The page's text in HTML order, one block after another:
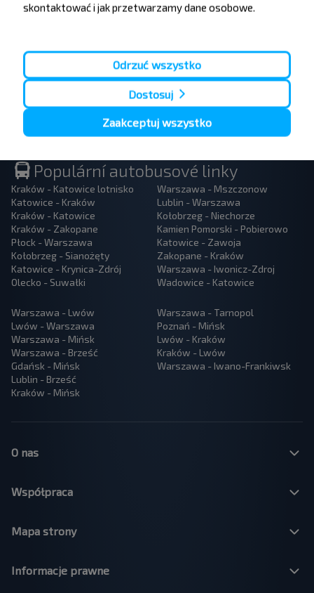
Zapisz się
Populární autobusové linky
Kraków - Katowice lotnisko
Katowice - Kraków
Kraków - Katowice
Kraków - Zakopane
Płock - Warszawa
Kołobrzeg - Sianożęty
Katowice - Krynica-Zdrój
Olecko - Suwałki
Warszawa - Mszczonow
Lublin - Warszawa
Kołobrzeg - Niechorze
Kamien Pomorski - Pobierowo
Katowice - Zawoja
Zakopane - Kraków
Warszawa - Iwonicz-Zdroj
Wadowice - Katowice
Warszawa - Lwów
Lwów - Warszawa
Warszawa - Mińsk
Warszawa - Brześć
Gdańsk - Mińsk
Lublin - Brześć
Kraków - Mińsk
Warszawa - Tarnopol
Poznań - Mińsk
Lwów - Kraków
Kraków - Lwów
Warszawa - Iwano-Frankiwsk
O nas
Współpraca
Mapa strony
Informacje prawne
skontaktować i jak przetwarzamy dane osobowe.
Odrzuć wszystko
Dostosuj
Zaakceptuj wszystko